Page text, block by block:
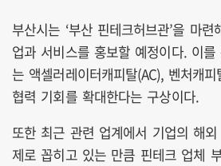
부산시는 ‘부산 핀테크허브관’을 마
업과 서비스를 홍보할 예정이다. 이
는 액셀러레이터캐피탈(AC), 벤처캐
협력 기회를 확대한다는 구상이다.
또한 최근 관련 업계에서 기업의 해
제로 꼽히고 있는 만큼 핀테크 업체